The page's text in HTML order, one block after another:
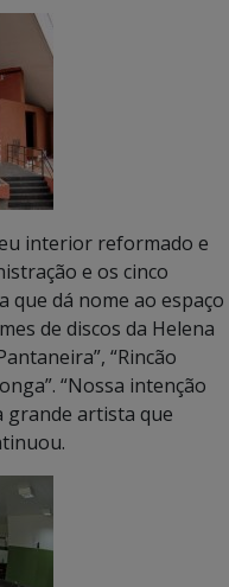
interior reformado e
e os cinco
que dá nome ao espaço
de discos da Helena
“Rincão
“Nossa intenção
grande artista que